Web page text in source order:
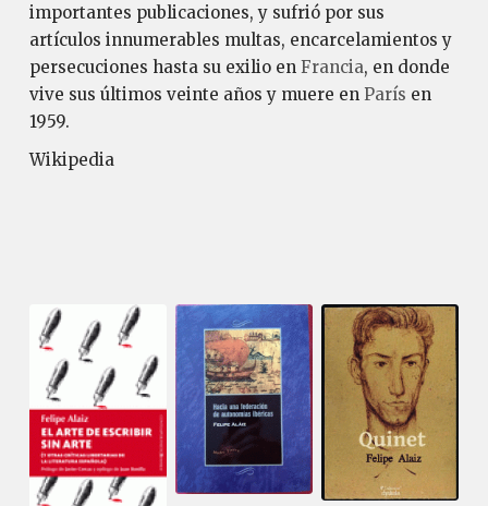
importantes publicaciones, y sufrió por sus
artículos innumerables multas, encarcelamientos y
persecuciones hasta su exilio en Francia, en donde
vive sus últimos veinte años y muere en París en
1959.
Wikipedia